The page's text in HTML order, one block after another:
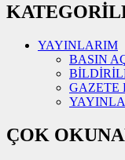
YAYINLARIM
BASIN
GAZETE
ÇOK